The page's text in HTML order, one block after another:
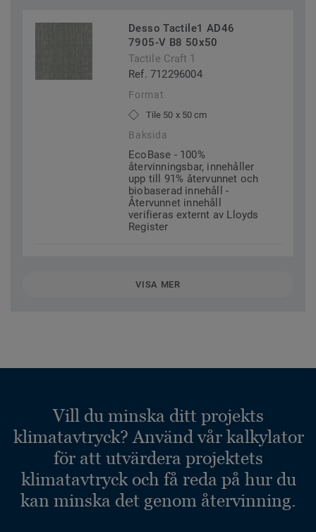
Desso Tactile1 AD46
7905-V B8 50x50
Tactile Craft 1
Ref. 712296004
Format
Tile 50 x 50 cm
Baksida
EcoBase - 100%
återvinningsbar, innehåller
upp till 91% återvunnet och
biobaserad innehåll -
Återvunnet innehåll
verifieras externt av Lloyds
Register
VISA MER
Vill du minska ditt projekts
klimatavtryck? Använd vår kalkylator
för att utvärdera projektets
klimatavtryck och få reda på hur du
kan minska det genom återvinning.